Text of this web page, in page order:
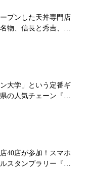
プンした天丼専門店
物、信長と秀吉、家
傑丼」ってなんだ!?
大学」という定番ギ
の人気チェーン『ラ
ャーラーを食らう！
40店が参加！スマホ
スタンプラリー『チ